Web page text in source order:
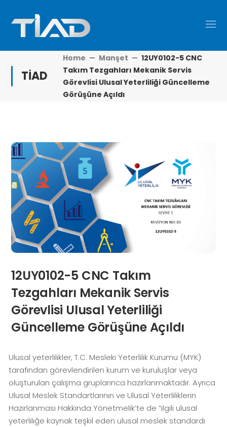
TİAD
Home Manşet
12UY0102-5 CNC
Takım Tezgahları Mekanik Servis
Görevlisi Ulusal Yeterliliği Güncelleme
Görüşüne Açıldı
12UY0102-5 CNC Takım
Tezgahları Mekanik Servis
Görevlisi Ulusal Yeterliliği
Güncelleme Görüşüne Açıldı
Ulusal yeterlilikler, T.C. Mesleki Yeterlilik Kurumu (MYK)
tarafından görevlendirilen kurum ve kuruluşlar veya
oluşturulan çalışma gruplarınca hazırlanmaktadır. Ayrıca
Ulusal Meslek Standartlarının ve Ulusal Yeterliliklerin
Hazırlanması Hakkında Yönetmelik’te de “ilgili ulusal
yeterliliğe kaynak teşkil eden ulusal meslek standardı